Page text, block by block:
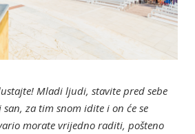
Mladi ljudi, stavite pred sebe
za tim snom idite i on će se
morate vrijedno raditi, pošteno